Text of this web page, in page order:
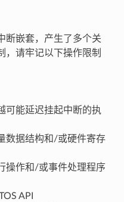
断嵌套，产生了多个关
，请牢记以下操作限制
可能延迟挂起中断的执
数据结构和/或硬件寄存
操作和/或事件处理程序
API